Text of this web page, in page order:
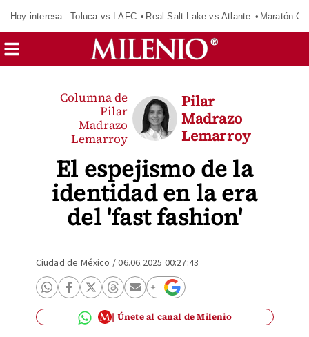
Hoy interesa: Toluca vs LAFC Real Salt Lake vs Atlante Maratón
El espejismo de la
identidad en la era
del 'fast fashion'
Columna de
Pilar
Madrazo
Lemarroy
Pilar
Madrazo
Lemarroy
Ciudad de México /06.06.2025 00:27:43
Únete al canal de Milenio